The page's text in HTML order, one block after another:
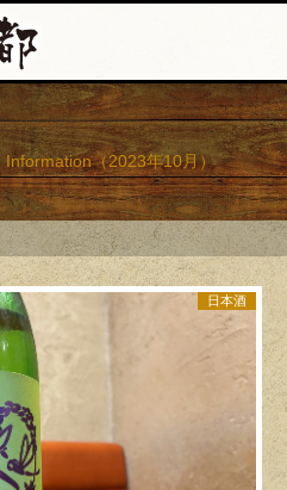
Information（2023年10月）
日本酒